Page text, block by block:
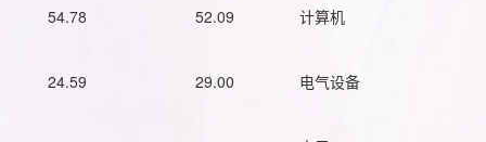
54.78 52.09 计算机
24.59 29.00 电气设备